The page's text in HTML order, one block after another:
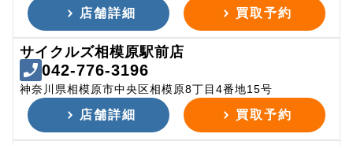
店舗詳細 買取予約
サイクルズ相模原駅前店
042-776-3196
神奈川県相模原市中央区相模原8丁目4番地15号
店舗詳細 買取予約